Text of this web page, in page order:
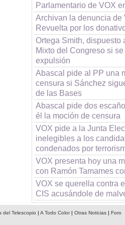
Parlamentario de VOX
Archivan la denuncia de
Revuelta por los
Ortega Smith, dispuesto
Mixto del Congreso si
expulsión
Abascal pide al PP una
censura si Sánchez
de las Bases
Abascal pide dos
él la moción de censura
VOX pide a la Junta
inelegibles a los
condenados por
VOX presenta hoy una
con Ramón Tamames
VOX se querella contra
CIS acusándole de
del Telescopio | A Todo Color| Otras Noticias| Foro